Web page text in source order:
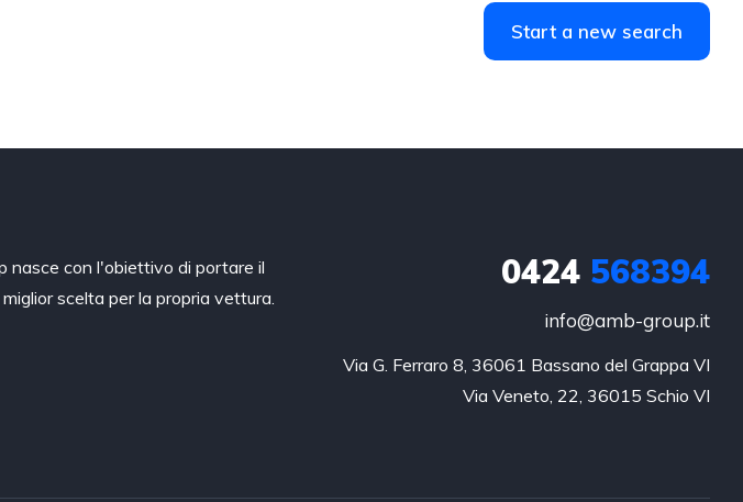
Start a new search
nasce con l'obiettivo di portare il
scelta per la propria vettura.
0424568394
info@amb-group.it
Via G. Ferraro 8, 36061 Bassano del Grappa VI
Via Veneto, 22, 36015 Schio VI